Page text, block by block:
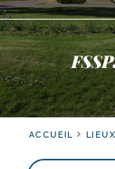
ACCUEIL LIEUX